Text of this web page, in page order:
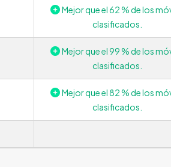
Mejor que el 62 % de los
clasificados.
Mejor que el 99 % de los
clasificados.
Mejor que el 82 % de los
clasificados.